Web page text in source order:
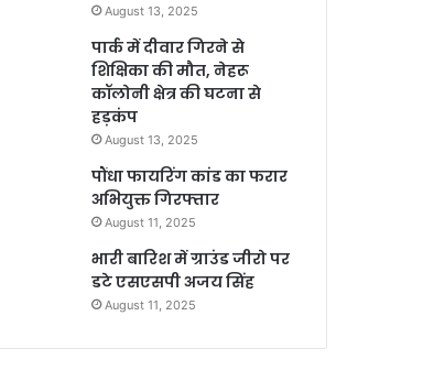
August 13, 2025
पार्क में दीवार गिरने से
शिक्षिका की मौत, नेहरू
कॉलोनी क्षेत्र की घटना से
हड़कंप
August 13, 2025
पौंधा फायरिंग कांड का फरार
अभियुक्त गिरफ्तार
August 11, 2025
भारी बारिश में ग्राउंड जीरो पर
डटे एसएसपी अजय सिंह
August 11, 2025